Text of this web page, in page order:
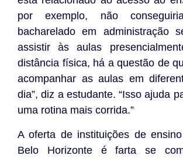
por exemplo, não
bacharelado em administração
assistir às aulas
distância física, há a questão de
acompanhar as aulas em
dia”, diz a estudante. “Isso ajuda
uma rotina mais corrida.”
A oferta de instituições de
Belo Horizonte é farta se